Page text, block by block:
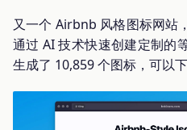
又一个 Airbnb 风格图标网站
通过 AI 技术快速创建定制的
生成了 10,859 个图标，可以